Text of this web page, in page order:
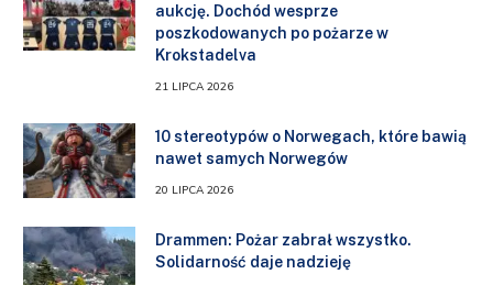
aukcję. Dochód wesprze
poszkodowanych po pożarze w
Krokstadelva
21 LIPCA 2026
10 stereotypów o Norwegach, które bawią
nawet samych Norwegów
20 LIPCA 2026
Drammen: Pożar zabrał wszystko.
Solidarność daje nadzieję